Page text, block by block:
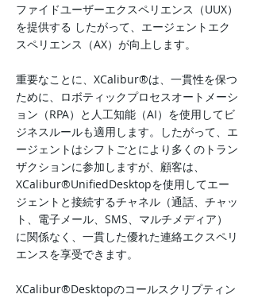
ファイドユーザーエクスペリエンス（UUX）
を提供する したがって、エージェントエク
スペリエンス（AX）が向上します。
重要なことに、XCalibur®は、一貫性を保つ
ために、ロボティックプロセスオートメーシ
ョン（RPA）と人工知能（AI）を使用してビ
ジネスルールも適用します。したがって、エ
ージェントはシフトごとにより多くのトラン
ザクションに参加しますが、顧客は、
XCalibur®UnifiedDesktopを使用してエー
ジェントと接続するチャネル（通話、チャッ
ト、電子メール、SMS、マルチメディア）
に関係なく、一貫した優れた連絡エクスペリ
エンスを享受できます。
XCalibur®Desktopのコールスクリプティン